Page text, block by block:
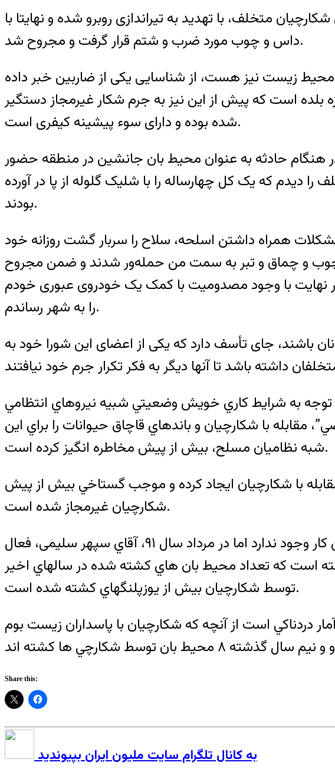
متخلف، با تهدید به تیراندازی روبرو شده و نهایتا با
داس و چوب مورد ضرب و شتم قرار گرفت و مجروح شد.
محیط زیست نیز هست، از شناسایی یکی از ضاربین خبر داده
است که پیش از این نیز به جرم شکار غیرمجاز دستگیر
شده بوده و دارای سوء پیشینه کیفری است.
هنگام حادثه به عنوان محیط بان جانشین در منطقه حضور
دیدم که یک کل چهارساله را با شلیک گلوله از پا در آورده
بودند.
همراه داشتن اسلحه، سلاح را سربار گشت روزانه خود
با چوب و چماق و تبر به سمت من حمله‌ور شدند و ضمن مجروح
و در نهایت با وجود مصدومیت با کمک یک خودروی عبوری خودم
را به شهر رساندم.
باشند، جای تأسف دارد که یکی از اعضای این شورا خود به
به شرايط کاري خويش وضعيتي شبيه نيروهاي انتظامي
با شکارچيان و باندهاي قاچاق حيوانات را براي اين
شبه نظاميان مسلح، بيش از پيش مخاطره انگيز کرده است.
با شکارچيان ايجاد کرده و موجب گستاخي بيش از پيش
شكارچيان غيرمجاز شده است.
آمار دقيقي از کشته شدن محيط بانان در درگيري با شکارچيان و يا حوادث در حين کار وجود ندارد اما در مرداد سال ۹١، آقاي سپهر سليمى، فعال
دهه اخير اشاره کرده و گفته است که تعداد محيط بان هاي کشته شده در سالهاي اخير
توسط شکارچيان بيش از يوزپلنگهاي کشته شده است.
آمار دردناکي است از آنچه که شکارچيان با پاسداران زيست بوم
Share this:
به کانال تلگرام سایت ملیون ایران بپیوندید